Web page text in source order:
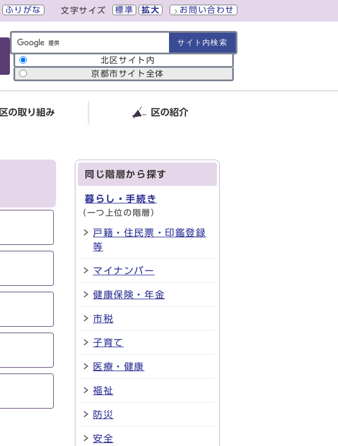
ふりがな 文字サイズ 標準 拡大 お問い合わせ
サイト内検索の範囲
北区サイト内
京都市サイト全体
区の取り組み 区の紹介
同じ階層から探す
暮らし・手続き
（一つ上位の階層）
戸籍・住民票・印鑑登録
等
マイナンバー
健康保険・年金
市税
子育て
医療・健康
福祉
防災
安全